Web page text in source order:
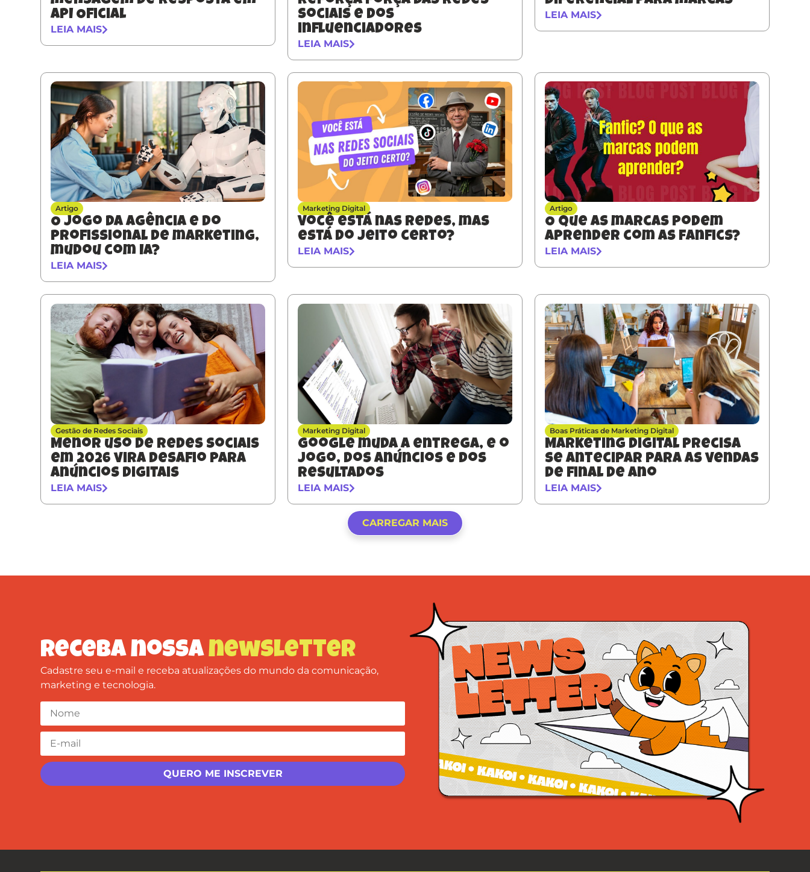
API Oficial
LEIA MAIS
sociais e dos
influenciadores
LEIA MAIS
LEIA MAIS
Artigo
O jogo da agência e do
profissional de marketing,
mudou com IA?
LEIA MAIS
Marketing Digital
Você está nas redes, mas
está do jeito certo?
LEIA MAIS
Artigo
O que as marcas podem
aprender com as fanfics?
LEIA MAIS
Gestão de Redes Sociais
Menor uso de redes sociais
em 2026 vira desafio para
anúncios digitais
LEIA MAIS
Marketing Digital
Google muda a entrega, e o
jogo, dos anúncios e dos
resultados
LEIA MAIS
Boas Práticas de Marketing Digital
Marketing digital precisa
se antecipar para as vendas
de final de ano
LEIA MAIS
CARREGAR MAIS
Receba nossanewsletter
Cadastre seu e-mail e receba atualizações do mundo da comunicação,
marketing e tecnologia.